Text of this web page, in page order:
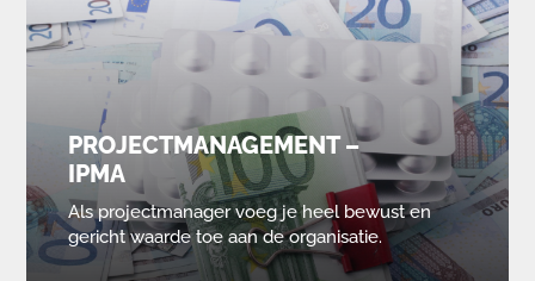
PROJECTMANAGEMENT –
IPMA
Als projectmanager voeg je heel bewust en
gericht waarde toe aan de organisatie.